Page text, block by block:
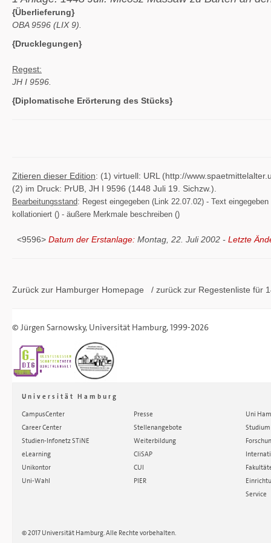
{Überlieferung}
OBA 9596 (LIX 9).
{Drucklegungen}
Regest:
JH I 9596.
{Diplomatische Erörterung des Stücks}
Zitieren dieser Edition: (1) virtuell: URL (http://
(2) im Druck: PrUB, JH I 9596 (1448 Juli 19. Sichzw.).
Bearbeitungsstand: Regest eingegeben (Link 22.07.02) - Text
kollationiert () - äußere Merkmale beschreiben ()
<9596> Datum der Erstanlage: Montag, 22. Juli 2002 - Letzte
Zurück zur Hamburger Homepage / zurück zur Regestenliste für
© Jürgen Sarnowsky, Universität Hamburg, 1999-2026